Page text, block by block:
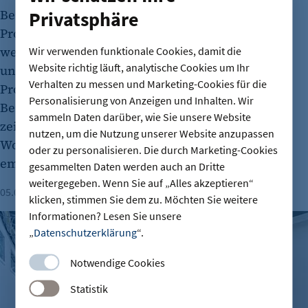
Privatsphäre
Wir verwenden funktionale Cookies, damit die
Website richtig läuft, analytische Cookies um Ihr
Verhalten zu messen und Marketing-Cookies für die
Personalisierung von Anzeigen und Inhalten. Wir
sammeln Daten darüber, wie Sie unsere Website
nutzen, um die Nutzung unserer Website anzupassen
oder zu personalisieren. Die durch Marketing-Cookies
gesammelten Daten werden auch an Dritte
weitergegeben. Wenn Sie auf „Alles akzeptieren“
klicken, stimmen Sie dem zu. Möchten Sie weitere
Informationen? Lesen Sie unsere
„Datenschutzerklärung“.
Notwendige Cookies
Statistik
Berlins Auszubildende sind sehr zufrieden: 85
Prozent würden ihren Arbeitgeber
weiterempfehlen. Dennoch bleiben viele Plätze
unbesetzt. Neben dem klassischen Matching-
Problem blockiert zunehmend der angespannte
Berliner Wohnungsmarkt den Berufseinstieg. Das
zeigen aktuelle IHK-Umfragen und eine
Wohnbedarfsstudie des Forschungsinstituts
empirica.
05.08.2026 Lesezeit: 2 MinutenMilena Fritzsche
Büroimmobilien Berlin: Starkes Wachstum im ersten